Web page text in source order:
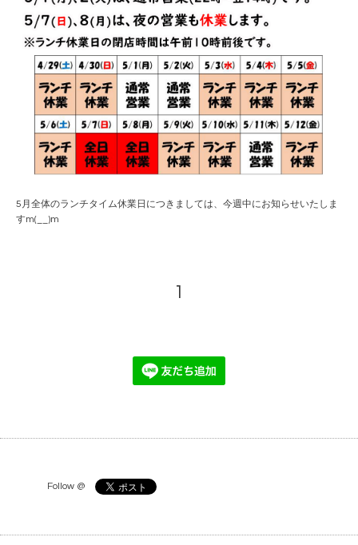
5月全体のランチタイム休業日につきましては、今週中にお知らせいたしま
すm(__)m
1
Follow @